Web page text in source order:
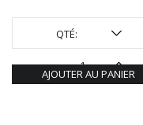
QTÉ:
AJOUTER AU PANIER